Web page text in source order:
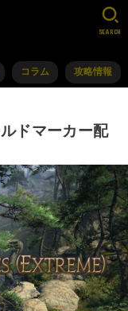
コラム 攻略情報
SEARCH
ドマーカー配